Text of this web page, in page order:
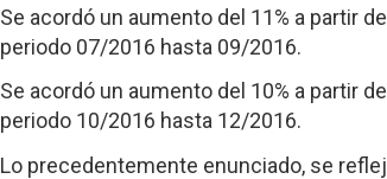
Se acordó un aumento del 11% a partir
periodo 07/2016 hasta 09/2016.
Se acordó un aumento del 10% a partir
periodo 10/2016 hasta 12/2016.
Lo precedentemente enunciado, se